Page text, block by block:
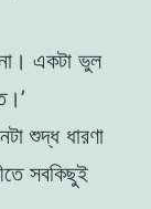
। একটা ভুল
।’
শুদ্ধ ধারণা
সবকিছুই